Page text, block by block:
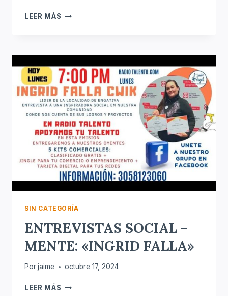
LEER MÁS ENTREVISTAS
«JAQUELIN
CAÑON»
SIN CATEGORÍA
ENTREVISTAS SOCIAL –
MENTE: «INGRID FALLA»
Porjaime octubre 17, 2024
LEER MÁS ENTREVISTAS